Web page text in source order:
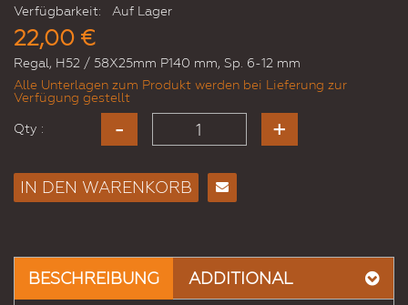
Verfügbarkeit: Auf Lager
22,00 €
Regal, H52 / 58X25mm P140 mm, Sp. 6-12 mm
Alle Unterlagen zum Produkt werden bei Lieferung zur
Verfügung gestellt
Qty :
IN DEN WARENKORB
Freund
BESCHREIBUNG ADDITIONAL